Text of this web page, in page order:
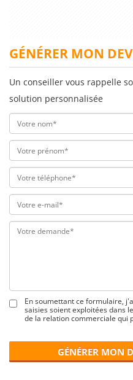
GÉNÉRER MON
Un conseiller vous rappelle
solution personnalisée
En soumettant ce formulaire,
saisies soient exploitées dans
de la relation commerciale qui
GÉNÉRER MON